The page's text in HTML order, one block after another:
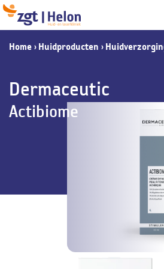
Home › Huidproducten ›
Dermaceutic
Actibiome